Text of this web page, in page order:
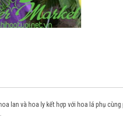
lan và hoa ly kết hợp với hoa lá phụ